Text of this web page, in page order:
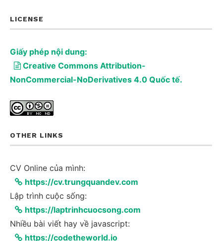
LICENSE
Giấy phép nội dung:
Creative Commons Attribution-
NonCommercial-NoDerivatives 4.0 Quốc tế.
OTHER LINKS
CV Online của mình:
https://cv.trungquandev.com
Lập trình cuộc sống:
https://laptrinhcuocsong.com
Nhiều bài viết hay về javascript:
https://codetheworld.io